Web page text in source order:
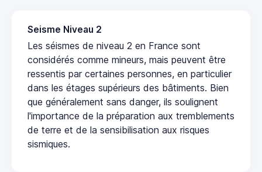
Seisme Niveau 2
Les séismes de niveau 2 en France sont
considérés comme mineurs, mais peuvent être
ressentis par certaines personnes, en particulier
dans les étages supérieurs des bâtiments. Bien
que généralement sans danger, ils soulignent
l'importance de la préparation aux tremblements
de terre et de la sensibilisation aux risques
sismiques.